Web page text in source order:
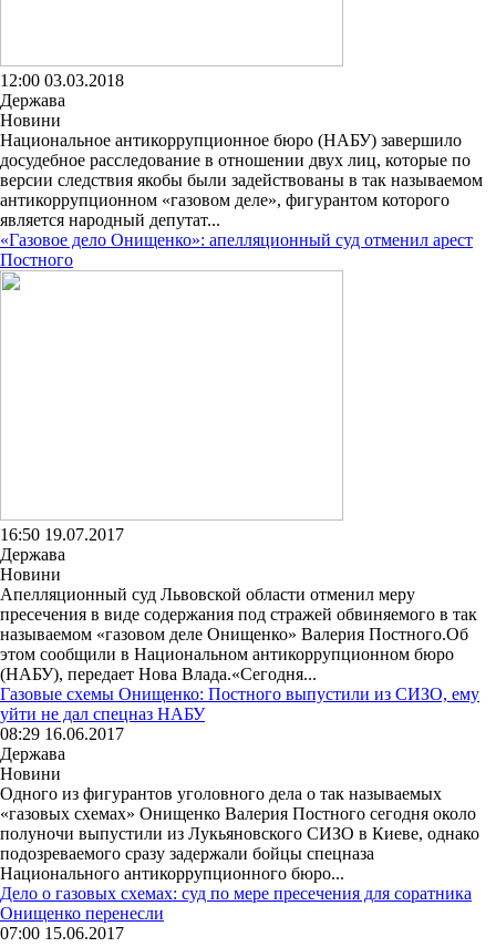
12:00 03.03.2018
Держава
Новини
Национальное антикоррупционное бюро (НАБУ) завершило
досудебное расследование в отношении двух лиц, которые по
версии следствия якобы были задействованы в так называемом
антикоррупционном «газовом деле», фигурантом которого
является народный депутат...
«Газовое дело Онищенко»: апелляционный суд отменил арест
Постного
16:50 19.07.2017
Держава
Новини
Апелляционный суд Львовской области отменил меру
пресечения в виде содержания под стражей обвиняемого в так
называемом «газовом деле Онищенко» Валерия Постного.Об
этом сообщили в Национальном антикоррупционном бюро
(НАБУ), передает Нова Влада.«Сегодня...
Газовые схемы Онищенко: Постного выпустили из СИЗО, ему
уйти не дал спецназ НАБУ
08:29 16.06.2017
Держава
Новини
Одного из фигурантов уголовного дела о так называемых
«газовых схемах» Онищенко Валерия Постного сегодня около
полуночи выпустили из Лукьяновского СИЗО в Киеве, однако
подозреваемого сразу задержали бойцы спецназа
Национального антикоррупционного бюро...
Дело о газовых схемах: суд по мере пресечения для соратника
Онищенко перенесли
07:00 15.06.2017